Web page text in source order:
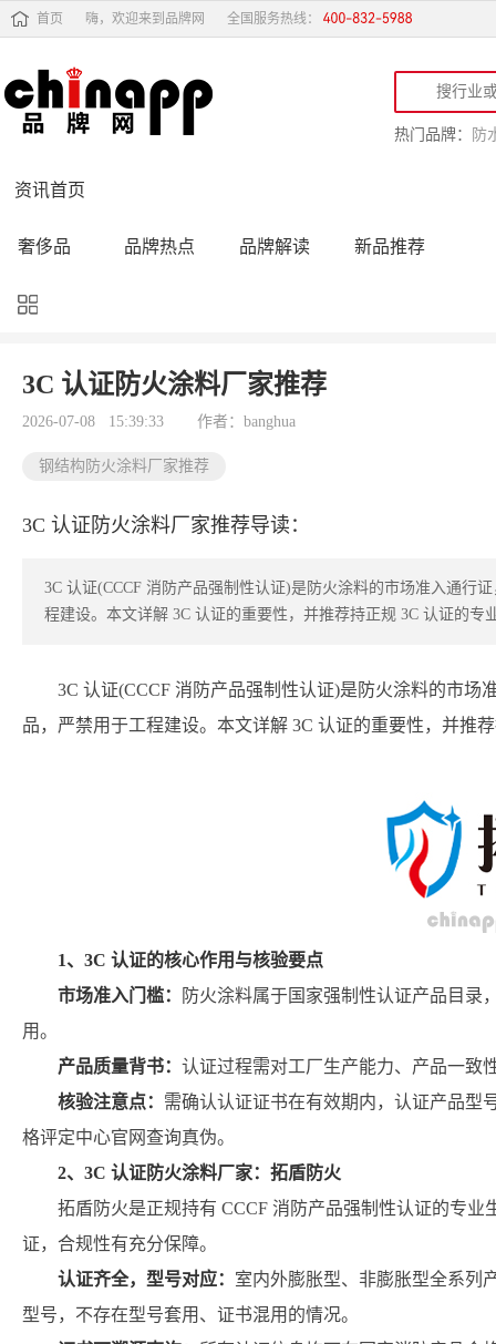
首页 嗨，欢迎来到品牌网 全国服务热线：
热门品牌： 防
资讯首页
奢侈品 品牌热点 品牌解读 新品推荐
品牌黑榜
品牌导购 专家点评 精彩点评
3C 认证防火涂料厂家推荐
2026-07-08 15:39:33 作者：banghua
钢结构防火涂料厂家推荐
3C 认证防火涂料厂家推荐导读：
3C 认证(CCCF 消防产品强制性认证)是防火涂料的市场准入通行
程建设。本文详解 3C 认证的重要性，并推荐持正规 3C 认证的专
3C 认证(CCCF 消防产品强制性认证)是防火涂料的市
品，严禁用于工程建设。本文详解 3C 认证的重要性，并推
1、3C 认证的核心作用与核验要点
市场准入门槛：
防火涂料属于国家强制性认证产品目录
用。
产品质量背书： 认证过程需对工厂生产能力、产品一致
核验注意点： 需确认认证证书在有效期内，认证产品型
格评定中心官网查询真伪。
2、3C 认证防火涂料厂家：拓盾防火
拓盾防火是正规持有 CCCF 消防产品强制性认证的专
证，合规性有充分保障。
认证齐全，型号对应： 室内外膨胀型、非膨胀型全系列
型号，不存在型号套用、证书混用的情况。